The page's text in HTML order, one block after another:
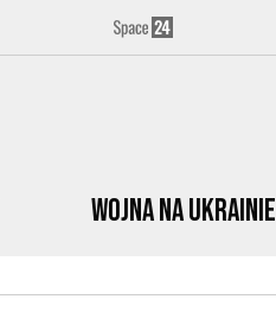
Wojna na Ukrainie